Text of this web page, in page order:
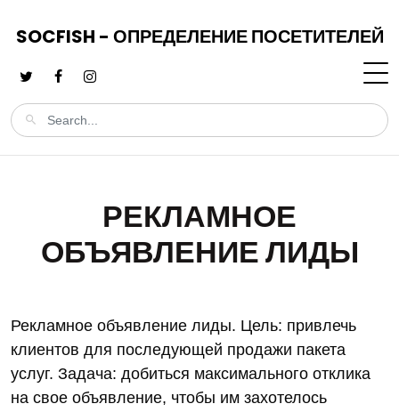
SOCFISH - ОПРЕДЕЛЕНИЕ ПОСЕТИТЕЛЕЙ
РЕКЛАМНОЕ
ОБЪЯВЛЕНИЕ ЛИДЫ
Рекламное объявление лиды. Цель: привлечь
клиентов для последующей продажи пакета
услуг. Задача: добиться максимального отклика
на свое объявление, чтобы им захотелось